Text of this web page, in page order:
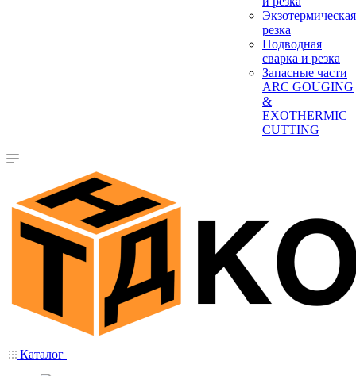
Экзотермическая
резка
Подводная
сварка и резка
Запасные части
ARC GOUGING
&
EXOTHERMIC
CUTTING
Каталог